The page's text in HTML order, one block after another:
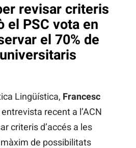
revisar criteris
el PSC vota en
el 70% de
Lingüística, Francesc
recent a l’ACN
criteris d’accés a les
de possibilitats